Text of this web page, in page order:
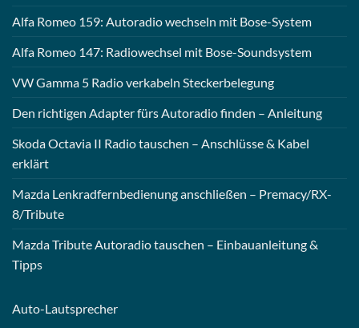
Alfa Romeo 159: Autoradio wechseln mit Bose-System
Alfa Romeo 147: Radiowechsel mit Bose-Soundsystem
VW Gamma 5 Radio verkabeln Steckerbelegung
Den richtigen Adapter fürs Autoradio finden – Anleitung
Skoda Octavia II Radio tauschen – Anschlüsse & Kabel
erklärt
Mazda Lenkradfernbedienung anschließen – Premacy/RX-
8/Tribute
Mazda Tribute Autoradio tauschen – Einbauanleitung &
Tipps
Auto-Lautsprecher